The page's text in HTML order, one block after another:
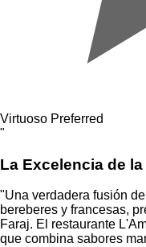
Virtuoso Preferred
"
La Excelencia de
"Una verdadera fusión
bereberes y francesas,
Faraj. El restaurante
que combina sabores